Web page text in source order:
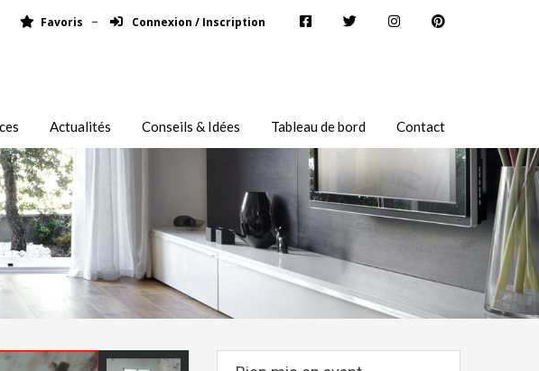
Favoris Connexion / Inscription
Actualités Conseils & Idées Tableau de bord Contact